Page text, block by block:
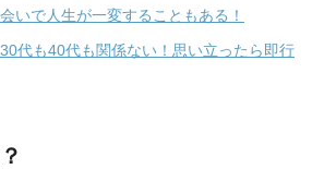
いで人生が一変することもある！
代も40代も関係ない！思い立ったら即行